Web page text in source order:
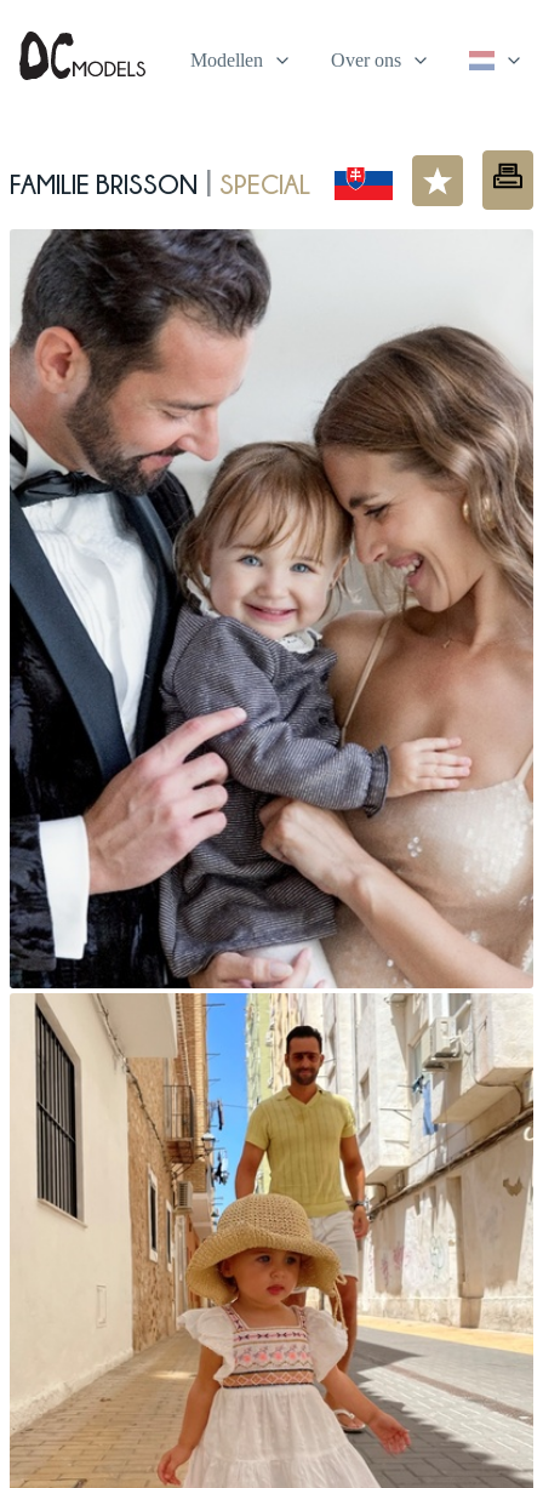
Modellen Over ons
Familie Brisson | Special